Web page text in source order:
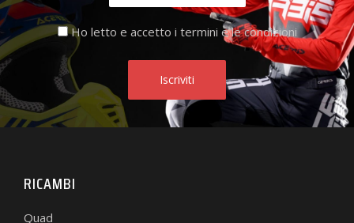
Ho letto e accetto i termini e le condizioni
RICAMBI
Quad